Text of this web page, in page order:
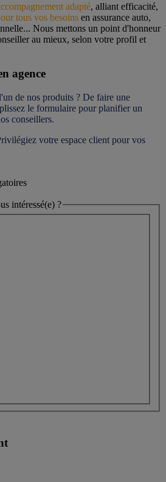
adapté, alliant efficacité,
tous vos besoins en assurance auto,
Nous mettons un point d'honneur
au mieux, selon votre profil et
agence
de nos produits ? De faire une
le formulaire pour planifier un
conseillers.
votre espace client pour vos
intéressé(e) ?